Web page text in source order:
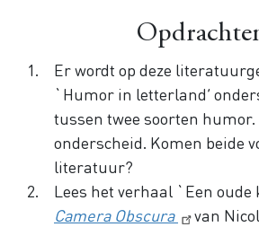
Er wordt op deze
`Humor in letterland’
tussen twee soorten
onderscheid. Komen beide
literatuur?
Lees het verhaal `Een oude
Camera Obscura
van